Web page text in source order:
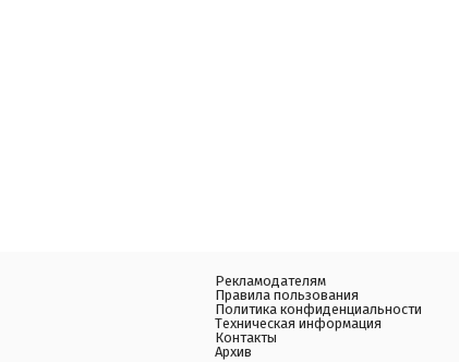
Рекламодателям
Правила пользования
Политика конфиденциальности
Техническая информация
Контакты
Архив